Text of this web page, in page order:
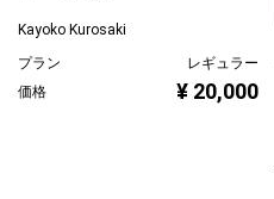
Kayoko Kurosaki
プラン
レギュラー
価格
¥ 20,000